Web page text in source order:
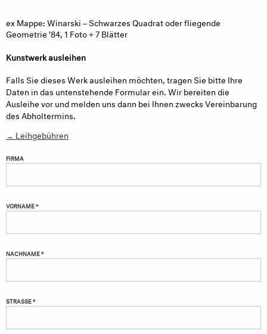
ex Mappe: Winarski – Schwarzes Quadrat oder fliegende
Geometrie '84, 1 Foto + 7 Blätter
Kunstwerk ausleihen
Falls Sie dieses Werk ausleihen möchten, tragen Sie bitte Ihre
Daten in das untenstehende Formular ein. Wir bereiten die
Ausleihe vor und melden uns dann bei Ihnen zwecks Vereinbarung
des Abholtermins.
→ Leihgebühren
FIRMA
VORNAME *
NACHNAME *
STRASSE *